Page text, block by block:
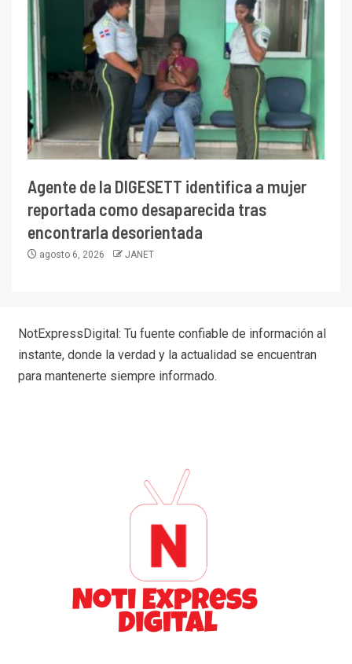
Agente de la DIGESETT identifica a mujer
reportada como desaparecida tras
encontrarla desorientada
agosto 6, 2026 JANET
NotExpressDigital: Tu fuente confiable de información al
instante, donde la verdad y la actualidad se encuentran
para mantenerte siempre informado.